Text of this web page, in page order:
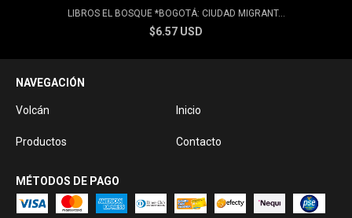
LIBROS EL BOSQUE *BOGOTÁ: CIUDAD MIGRANT...
$6.57 USD
NAVEGACIÓN
Volcán Inicio
Productos Contacto
MÉTODOS DE PAGO